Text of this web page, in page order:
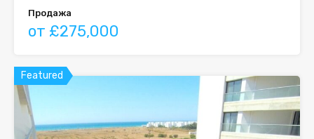
Продажа
от £275,000
Featured